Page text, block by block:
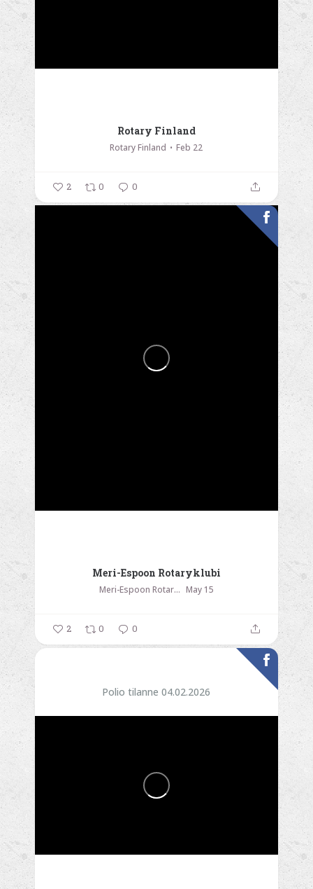
Rotary Finland
Rotary Finland Feb 22
2 0 0
Meri-Espoon Rotaryklubi
Meri-Espoon Rotaryklubi May 15
2 0 0
Polio tilanne 04.02.2026